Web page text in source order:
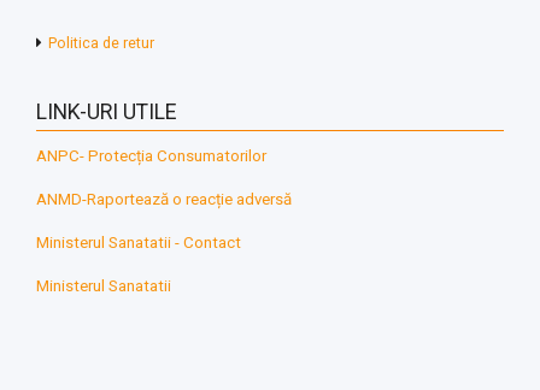
Politica de retur
LINK-URI UTILE
ANPC- Protecția Consumatorilor
ANMD-Raportează o reacție adversă
Ministerul Sanatatii - Contact
Ministerul Sanatatii